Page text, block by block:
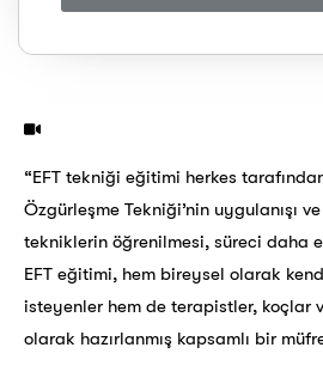
“EFT tekniği eğitimi herkes
Özgürleşme Tekniği’nin uygulanışı
tekniklerin öğrenilmesi, süreci daha
EFT eğitimi, hem bireysel olarak
isteyenler hem de terapistler, koçlar
olarak hazırlanmış kapsamlı bir